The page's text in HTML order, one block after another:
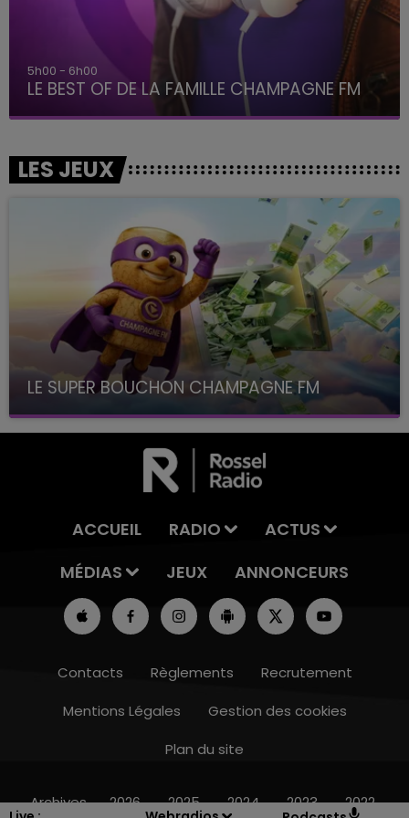
5h00 - 6h00
LE BEST OF DE LA FAMILLE CHAMPAGNE FM
LES JEUX
LE SUPER BOUCHON CHAMPAGNE FM
avec La Famille Champagne FM, à 8H10
ACCUEIL RADIO
ACTUS
MÉDIAS
JEUX ANNONCEURS
Contacts Règlements
Recrutement
Mentions Légales
Gestion des cookies
Plan du site
Archives 2026 2025 2024 2023 2022